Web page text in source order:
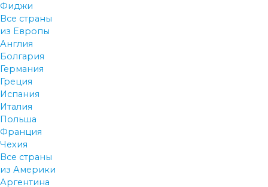
Фиджи
Все страны
из Европы
Англия
Болгария
Германия
Греция
Испания
Италия
Польша
Франция
Чехия
Все страны
из Америки
Аргентина